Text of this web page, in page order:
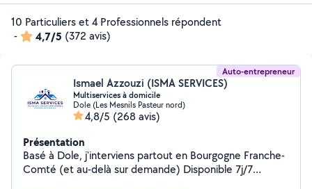
10 Particuliers et 4 Professionnels répondent
-
4,7/5 (372 avis)
Auto-entrepreneur
Ismael Azzouzi (ISMA SERVICES)
Multiservices à domicile
Dole (Les Mesnils Pasteur nord)
4,8/5 (268 avis)
Présentation
Basé à Dole, j'interviens partout en Bourgogne Franche-
Comté (et au-delà sur demande) Disponible 7j/7